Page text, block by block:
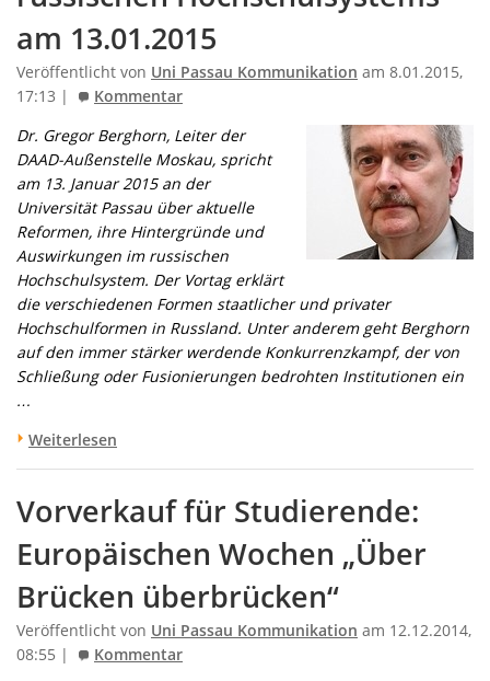
am 13.01.2015
Veröffentlicht von Uni Passau Kommunikation am 8.01.2015,
17:13 |
Kommentar
Dr. Gregor Berghorn, Leiter der
DAAD-Außenstelle Moskau, spricht
am 13. Januar 2015 an der
Universität Passau über aktuelle
Reformen, ihre Hintergründe und
Auswirkungen im russischen
Hochschulsystem. Der Vortag erklärt
die verschiedenen Formen staatlicher und privater
Hochschulformen in Russland. Unter anderem geht Berghorn
auf den immer stärker werdende Konkurrenzkampf, der von
Schließung oder Fusionierungen bedrohten Institutionen ein
…
Weiterlesen
Vorverkauf für Studierende:
Europäischen Wochen „Über
Brücken überbrücken“
Veröffentlicht von Uni Passau Kommunikation am 12.12.2014,
08:55 |
Kommentar